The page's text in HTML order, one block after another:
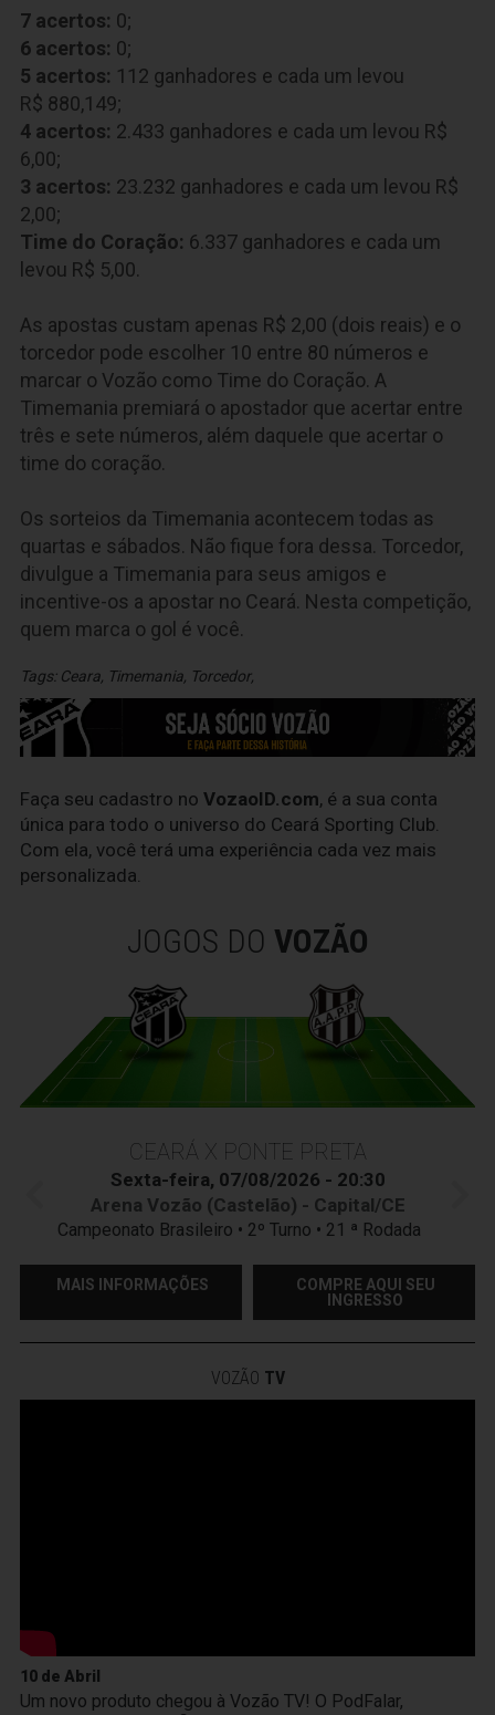
7 acertos: 0;
6 acertos: 0;
5 acertos: 112 ganhadores e cada um levou
R$ 880,149;
4 acertos: 2.433 ganhadores e cada um levou R$
6,00;
3 acertos: 23.232 ganhadores e cada um levou R$
2,00;
Time do Coração: 6.337 ganhadores e cada um
levou R$ 5,00.
As apostas custam apenas R$ 2,00 (dois reais) e o
torcedor pode escolher 10 entre 80 números e
marcar o Vozão como Time do Coração. A
Timemania premiará o apostador que acertar entre
três e sete números, além daquele que acertar o
time do coração.
Os sorteios da Timemania acontecem todas as
quartas e sábados. Não fique fora dessa. Torcedor,
divulgue a Timemania para seus amigos e
incentive-os a apostar no Ceará. Nesta competição,
quem marca o gol é você.
Tags: Ceara Timemania Torcedor,
Faça seu cadastro no VozaoID.com, é a sua conta
única para todo o universo do Ceará Sporting Club.
Com ela, você terá uma experiência cada vez mais
personalizada.
JOGOS DO VOZÃO
CEARÁ X PONTE PRETA
Sexta-feira, 07/08/2026 - 20:30
Arena Vozão (Castelão) - Capital/CE
Campeonato Brasileiro • 2º Turno • 21 ª Rodada
MAIS INFORMAÇÕES
COMPRE AQUI SEU
INGRESSO
VOZÃO TV
10 de Abril
Um novo produto chegou à Vozão TV! O PodFalar,